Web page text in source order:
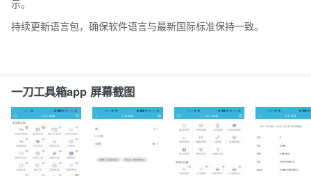
示。
持续更新语言包，确保软件语言与最新国际标准保持一致。
一刀工具箱app 屏幕截图